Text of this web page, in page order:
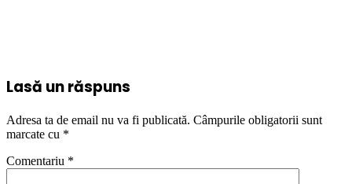
Lasă un răspuns
Adresa ta de email nu va fi publicată. Câmpurile obligatorii sunt
marcate cu *
Comentariu *